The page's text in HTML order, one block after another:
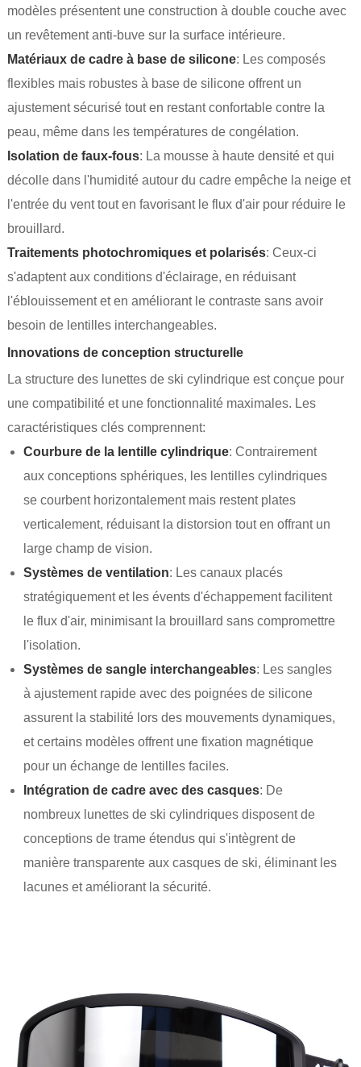
modèles présentent une construction à double couche avec
un revêtement anti-buve sur la surface intérieure.
Matériaux de cadre à base de silicone: Les composés
flexibles mais robustes à base de silicone offrent un
ajustement sécurisé tout en restant confortable contre la
peau, même dans les températures de congélation.
Isolation de faux-fous: La mousse à haute densité et qui
décolle dans l'humidité autour du cadre empêche la neige et
l'entrée du vent tout en favorisant le flux d'air pour réduire le
brouillard.
Traitements photochromiques et polarisés: Ceux-ci
s'adaptent aux conditions d'éclairage, en réduisant
l'éblouissement et en améliorant le contraste sans avoir
besoin de lentilles interchangeables.
Innovations de conception structurelle
La structure des lunettes de ski cylindrique est conçue pour
une compatibilité et une fonctionnalité maximales. Les
caractéristiques clés comprennent:
Courbure de la lentille cylindrique: Contrairement
aux conceptions sphériques, les lentilles cylindriques
se courbent horizontalement mais restent plates
verticalement, réduisant la distorsion tout en offrant un
large champ de vision.
Systèmes de ventilation: Les canaux placés
stratégiquement et les évents d'échappement facilitent
le flux d'air, minimisant la brouillard sans compromettre
l'isolation.
Systèmes de sangle interchangeables: Les sangles
à ajustement rapide avec des poignées de silicone
assurent la stabilité lors des mouvements dynamiques,
et certains modèles offrent une fixation magnétique
pour un échange de lentilles faciles.
Intégration de cadre avec des casques: De
nombreux lunettes de ski cylindriques disposent de
conceptions de trame étendus qui s'intègrent de
manière transparente aux casques de ski, éliminant les
lacunes et améliorant la sécurité.